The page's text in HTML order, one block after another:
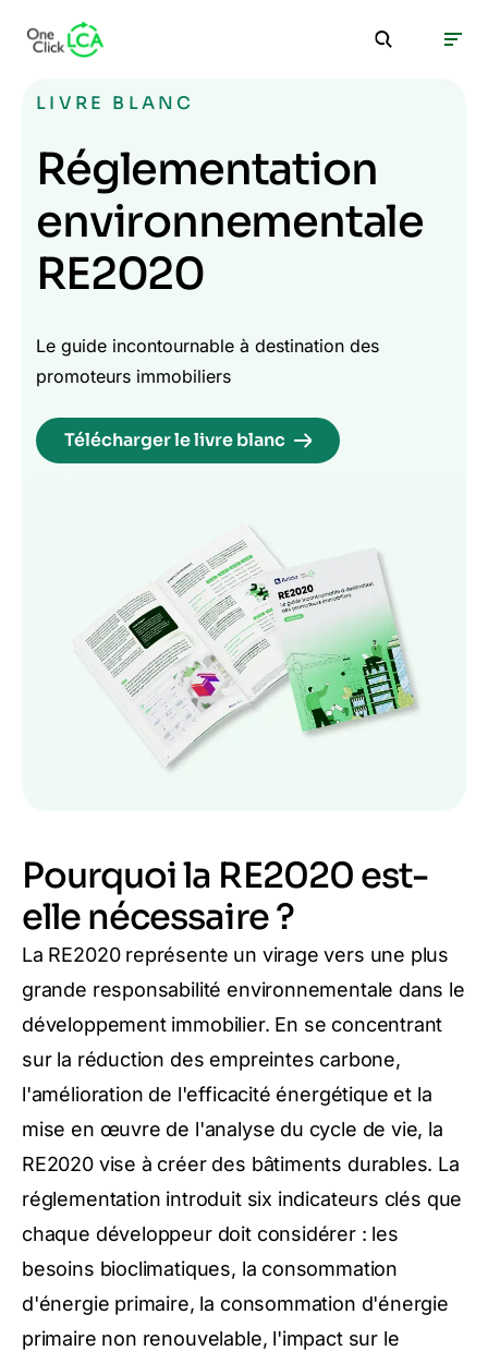
LIVRE BLANC
Réglementation
environnementale
RE2020
Le guide incontournable à destination des
promoteurs immobiliers
Télécharger le livre blanc
Pourquoi la RE2020 est-
elle nécessaire ?
La RE2020 représente un virage vers une plus
grande responsabilité environnementale dans le
développement immobilier. En se concentrant
sur la réduction des empreintes carbone,
l'amélioration de l'efficacité énergétique et la
mise en œuvre de l'analyse du cycle de vie, la
RE2020 vise à créer des bâtiments durables. La
réglementation introduit six indicateurs clés que
chaque développeur doit considérer : les
besoins bioclimatiques, la consommation
d'énergie primaire, la consommation d'énergie
primaire non renouvelable, l'impact sur le